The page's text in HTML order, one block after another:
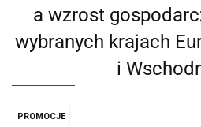
a wzrost
wybranych krajach
i
PROMOCJE